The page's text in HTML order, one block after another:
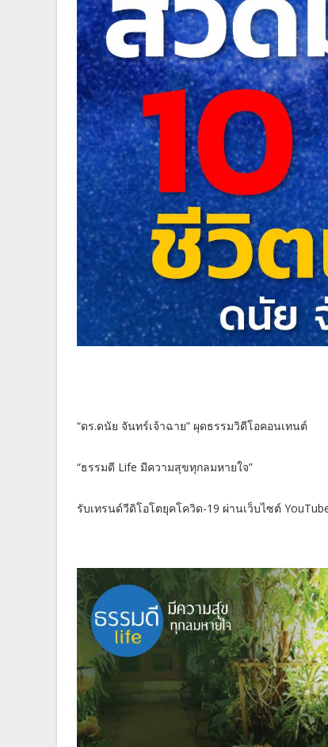
“ดร.ดนัย จันทร์เจ้าฉาย” ผุดธรรมวิดีโอคอนเทนต์
“ธรรมดี Life มีความสุขทุกลมหายใจ”
รับเทรนด์วีดิโอโตยุคโควิด-19 ผ่านเว็บไซต์